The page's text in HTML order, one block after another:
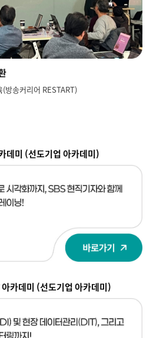
(방송커리어 RESTART)
데미 (선도기업 아카데미)
카데미 (선도기업 아카데미)